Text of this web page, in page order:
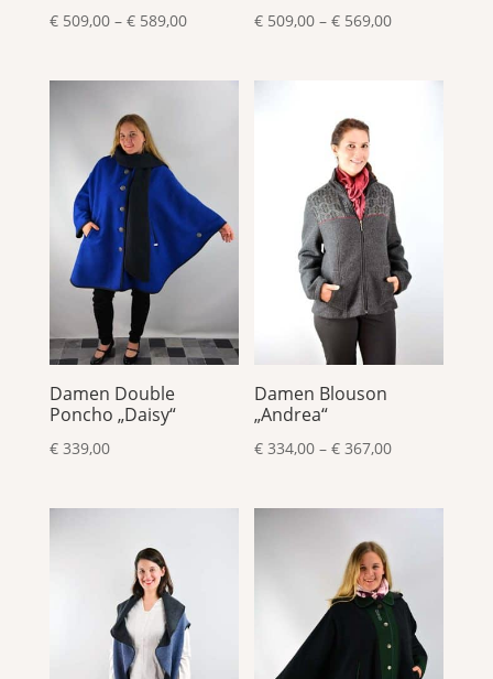
€509,00 – €589,00Preisspanne:
bis
€ 509,00 –€ 569,00Preisspanne:
Damen Double
Poncho „Daisy“
€339,00
Damen Blouson
„Andrea“
€ 334,00 –€ 367,00Preisspanne:
bis